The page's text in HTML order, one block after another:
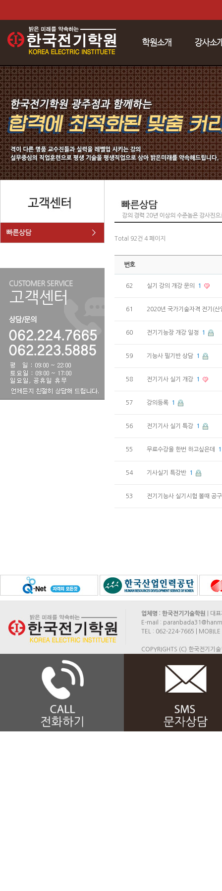
Total 92건 4 페이지
번호
62 실기 강의 개강 문의 1
61 2020년 국가기술자격 전기(
60 전기기능장 개강 일정 1
59 기능사 필기반 상담 1
58 전기기사 실기 개강 1
57 강의등록 1
56 전기기사 실기 특강 1
55 무료수강을 한번 하고싶은데 1
54 기사실기 특강반 1
53 전기기능사 실기시험 볼때 공
업체명 : 한국전기기술학원
| 대
E-mail :
TEL : 062-224-7665 | MOBILE
COPYRIGHTS (C) 한국전기기